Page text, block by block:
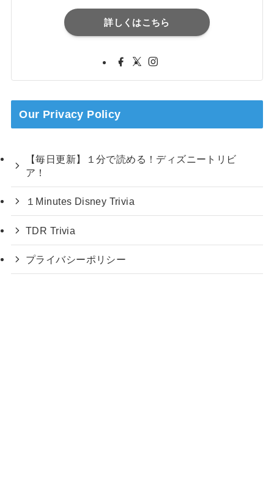
詳しくはこちら
Our Privacy Policy
【毎日更新】１分で読める！ディズニートリビ
ア！
１Minutes Disney Trivia
TDR Trivia
プライバシーポリシー